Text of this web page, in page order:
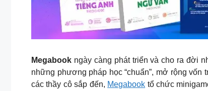
Megabook ngày càng phát triển và cho ra đời
những phương pháp học “chuẩn”, mở rộng
các thầy cô sắp đến, Megabook tổ chức